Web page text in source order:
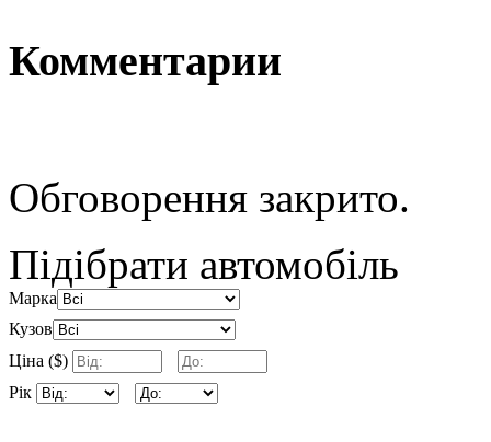
Комментарии
Обговорення закрито.
Підібрати автомобіль
Марка
Кузов
Ціна ($)
Рік